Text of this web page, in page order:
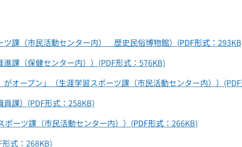
ツ課（市民活動センター内） 歴史民俗博物館）(PDF形式：
課（保健センター内））(PDF形式：576KB)
オープン」（生涯学習スポーツ課（市民活動センター内））
員課）(PDF形式：258KB)
ポーツ課（市民活動センター内））(PDF形式： 266KB)
形式：268KB)